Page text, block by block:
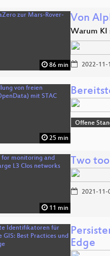
86 min
Von
Warum KI
2022-11-
25 min
Offene
11 min
Two
2021-11-
Edge